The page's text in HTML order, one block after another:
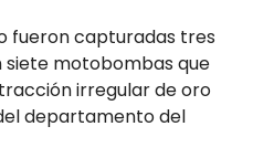
fueron capturadas tres
siete motobombas que
irregular de oro
departamento del